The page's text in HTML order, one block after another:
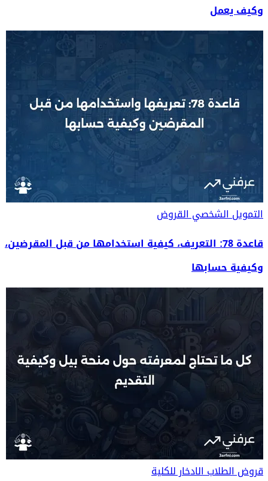
وكيف يعمل
التمويل الشخصيالقروض
قاعدة 78: التعريف، كيفية استخدامها من قبل المقرضين،
وكيفية حسابها
قروض الطلابالادخار للكلية